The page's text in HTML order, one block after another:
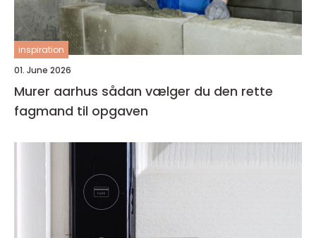
inspiration
01. June 2026
Murer aarhus sådan vælger du den rette
fagmand til opgaven